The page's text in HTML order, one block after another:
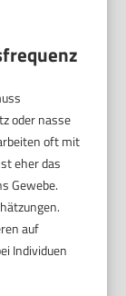
oder nasse
oft mit
eher das
Gewebe.
auf
Individuen